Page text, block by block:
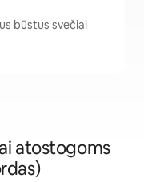
būstus svečiai
atostogoms